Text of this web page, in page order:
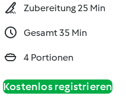
Zubereitung 25 Min
Gesamt 35 Min
4 Portionen
Kostenlos registrieren